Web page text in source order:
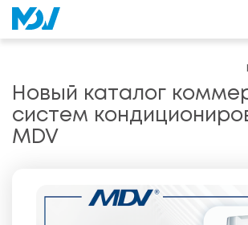
Новый каталог
систем
MDV